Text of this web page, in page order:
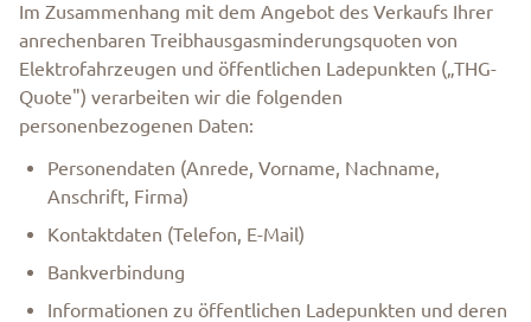
Im Zusammenhang mit dem Angebot des Verkaufs Ihrer
anrechenbaren Treibhausgasminderungsquoten von
Elektrofahrzeugen und öffentlichen Ladepunkten („THG-
Quote") verarbeiten wir die folgenden
personenbezogenen Daten:
Personendaten (Anrede, Vorname, Nachname,
Anschrift, Firma)
Kontaktdaten (Telefon, E-Mail)
Bankverbindung
Informationen zu öffentlichen Ladepunkten und deren